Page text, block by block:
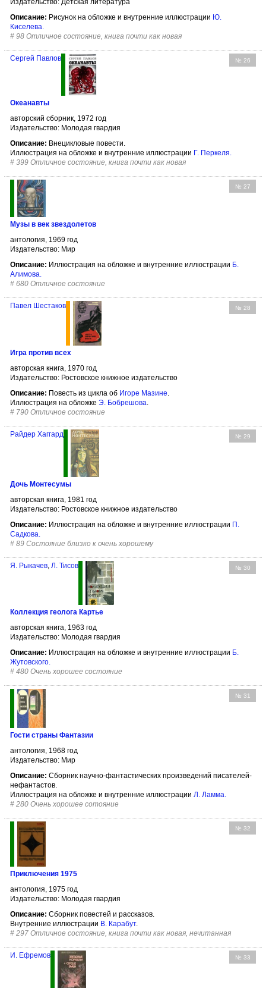
Издательство: Детская литература
Описание: Рисунок на обложке и внутренние иллюстрации Ю.
Киселева.
# 98 Отличное состояние, книга почти как новая
№ 26
Сергей Павлов
Океанавты
авторский сборник, 1972 год
Издательство: Молодая гвардия
Описание: Внецикловые повести.
Иллюстрация на обложке и внутренние иллюстрации Г. Перкеля.
# 399 Отличное состояние, книга почти как новая
№ 27
Музы в век звездолетов
антология, 1969 год
Издательство: Мир
Описание: Иллюстрация на обложке и внутренние иллюстрации Б.
Алимова.
# 680 Отличное состояние
№ 28
Павел Шестаков
Игра против всех
авторская книга, 1970 год
Издательство: Ростовское книжное издательство
Описание: Повесть из цикла об Игоре Мазине.
Иллюстрация на обложке Э. Бобрешова.
# 790 Отличное состояние
№ 29
Райдер Хаггард
Дочь Монтесумы
авторская книга, 1981 год
Издательство: Ростовское книжное издательство
Описание: Иллюстрация на обложке и внутренние иллюстрации П.
Садкова
# 89 Состояние близко к очень хорошему
№ 30
Я. Рыкачев Л. Тисов
Коллекция геолога Картье
авторская книга, 1963 год
Издательство: Молодая гвардия
Описание: Иллюстрация на обложке и внутренние иллюстрации Б.
Жутовского.
# 480 Очень хорошее состояние
№ 31
Гости страны Фантазии
антология, 1968 год
Издательство: Мир
Описание: Сборник научно-фантастических произведений писателей-
нефантастов.
Иллюстрация на обложке и внутренние иллюстрации Л. Ламма
# 280 Очень хорошее сотояние
№ 32
Приключения 1975
антология, 1975 год
Издательство: Молодая гвардия
Описание: Cборник повестей и рассказов.
Внутренние иллюстрации В. Карабут.
# 297 Отличное состояние, книга почти как новая, нечитанная
№ 33
И. Ефремов